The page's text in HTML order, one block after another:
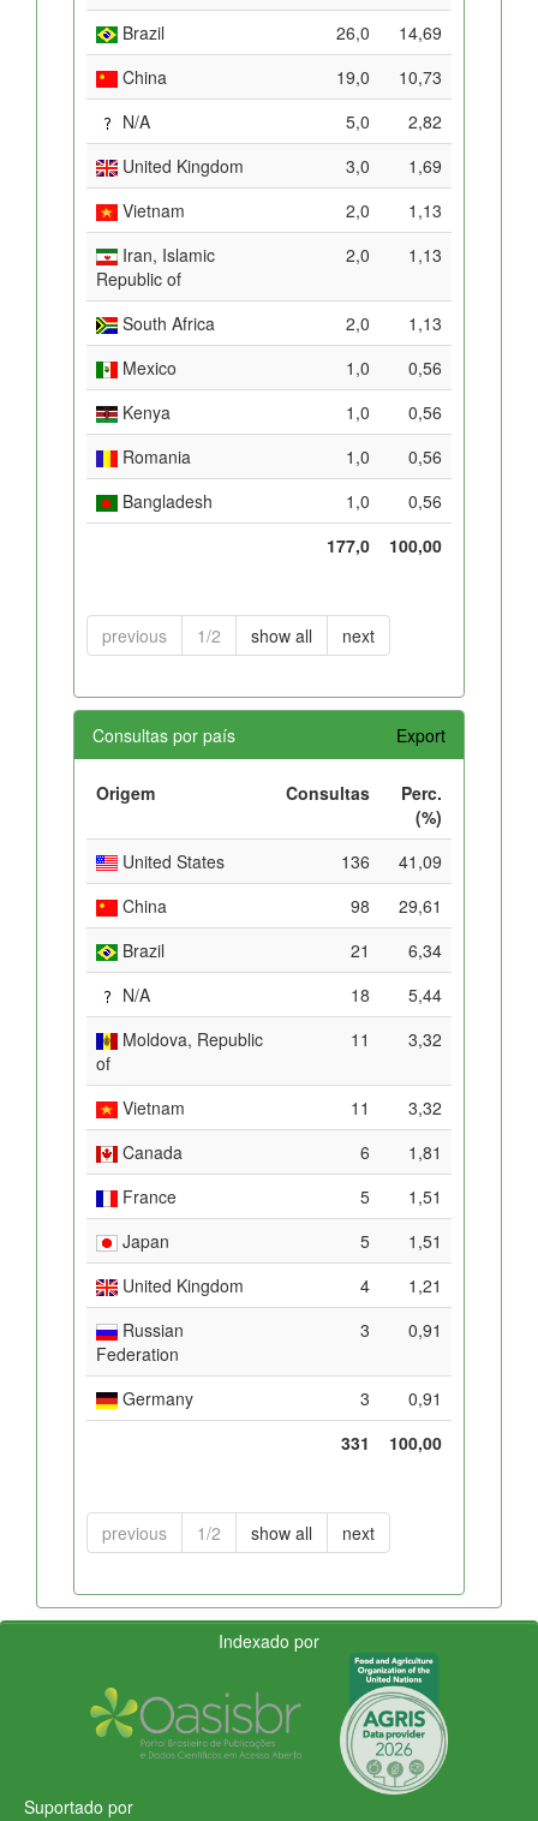
Brazil 26,0
14,69
China
19,0
10,73
N/A
5,0
2,82
United Kingdom
3,0
1,69
Vietnam
2,0
1,13
Iran, Islamic
Republic of
2,0 1,13
South Africa 2,0
1,13
Mexico
1,0
0,56
Kenya
1,0
0,56
Romania
1,0
0,56
Bangladesh
1,0
0,56
177,0
100,00
previous 1/2 show all next
Consultas por país Export
Origem Consultas
Perc.
(%)
United States
136
41,09
China
98
29,61
Brazil
21
6,34
N/A
18
5,44
Moldova, Republic
of
11 3,32
Vietnam 11
3,32
Canada
6
1,81
France
5
1,51
Japan
5
1,51
United Kingdom
4
1,21
Russian
Federation
3 0,91
Germany 3
0,91
331
100,00
previous 1/2 show all next
Indexado por
Suportado por